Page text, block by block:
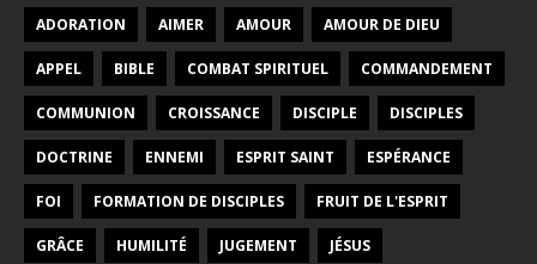
ADORATION AIMER AMOUR AMOUR DE DIEU
APPEL BIBLE COMBAT SPIRITUEL COMMANDEMENT
COMMUNION CROISSANCE DISCIPLE DISCIPLES
DOCTRINE ENNEMI ESPRIT SAINT ESPÉRANCE
FOI FORMATION DE DISCIPLES FRUIT DE L'ESPRIT
GRÂCE HUMILITÉ JUGEMENT JÉSUS